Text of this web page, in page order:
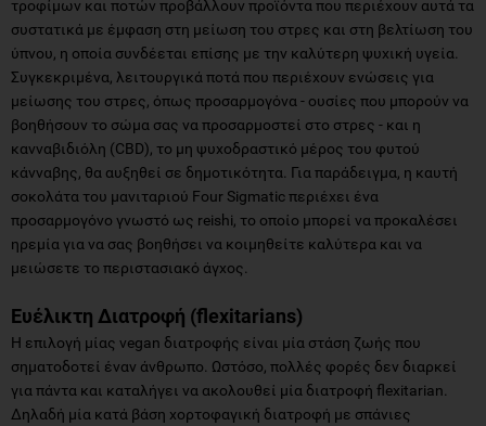
τροφίμων και ποτών προβάλλουν προϊόντα που περιέχουν αυτά τα
συστατικά με έμφαση στη μείωση του στρες και στη βελτίωση του
ύπνου, η οποία συνδέεται επίσης με την καλύτερη ψυχική υγεία.
Συγκεκριμένα, λειτουργικά ποτά που περιέχουν ενώσεις για
μείωσης του στρες, όπως προσαρμογόνα - ουσίες που μπορούν να
βοηθήσουν το σώμα σας να προσαρμοστεί στο στρες - και η
κανναβιδιόλη (CBD), το μη ψυχοδραστικό μέρος του φυτού
κάνναβης, θα αυξηθεί σε δημοτικότητα. Για παράδειγμα, η καυτή
σοκολάτα του μανιταριού Four Sigmatic περιέχει ένα
προσαρμογόνο γνωστό ως reishi, το οποίο μπορεί να προκαλέσει
ηρεμία για να σας βοηθήσει να κοιμηθείτε καλύτερα και να
μειώσετε το περιστασιακό άγχος.
Ευέλικτη Διατροφή (flexitarians)
Η επιλογή μίας vegan διατροφής είναι μία στάση ζωής που
σηματοδοτεί έναν άνθρωπο. Ωστόσο, πολλές φορές δεν διαρκεί
για πάντα και καταλήγει να ακολουθεί μία διατροφή flexitarian.
Δηλαδή μία κατά βάση χορτοφαγική διατροφή με σπάνιες